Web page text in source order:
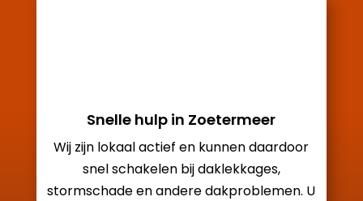
Snelle hulp in Zoetermeer
Wij zijn lokaal actief en kunnen daardoor
snel schakelen bij daklekkages,
stormschade en andere dakproblemen. U